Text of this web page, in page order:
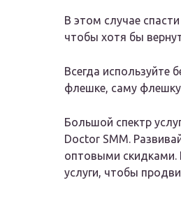
В этом случае
чтобы хотя бы
Всегда используйте
флешке, саму
Большой спектр
Doctor SMM.
оптовыми скидками.
услуги, чтобы